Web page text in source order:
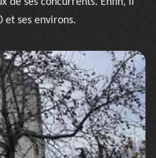
et ses environs.